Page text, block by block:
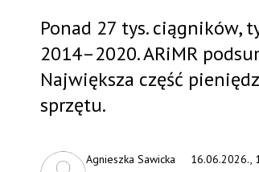
16.06.2026.,
Agnieszka Sawicka
Ponad 27 tys. ciągników,
2014–2020. ARiMR
Największa część
sprzętu.